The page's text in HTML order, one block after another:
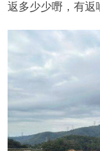
返多少少嘢，有返